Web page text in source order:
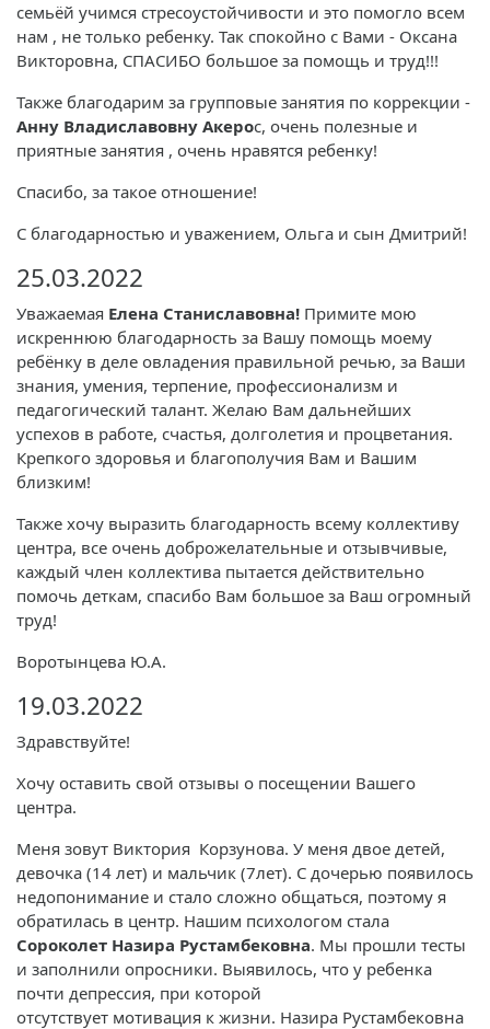
семьёй учимся стресоустойчивости и это помогло всем
нам , не только ребенку. Так спокойно с Вами - Оксана
Викторовна, СПАСИБО большое за помощь и труд!!!
Также благодарим за групповые занятия по коррекции -
Анну Владиславовну Акерос, очень полезные и
приятные занятия , очень нравятся ребенку!
Спасибо, за такое отношение!
С благодарностью и уважением, Ольга и сын Дмитрий!
25.03.2022
Уважаемая Елена Станиславовна! Примите мою
искреннюю благодарность за Вашу помощь моему
ребёнку в деле овладения правильной речью, за Ваши
знания, умения, терпение, профессионализм и
педагогический талант. Желаю Вам дальнейших
успехов в работе, счастья, долголетия и процветания.
Крепкого здоровья и благополучия Вам и Вашим
близким!
Также хочу выразить благодарность всему коллективу
центра, все очень доброжелательные и отзывчивые,
каждый член коллектива пытается действительно
помочь деткам, спасибо Вам большое за Ваш огромный
труд!
Воротынцева Ю.А.
19.03.2022
Здравствуйте!
Хочу оставить свой отзывы о посещении Вашего
центра.
Меня зовут Виктория Корзунова. У меня двое детей,
девочка (14 лет) и мальчик (7лет). С дочерью появилось
недопонимание и стало сложно общаться, поэтому я
обратилась в центр. Нашим психологом стала
Сороколет Назира Рустамбековна. Мы прошли тесты
и заполнили опросники. Выявилось, что у ребенка
почти депрессия, при которой
отсутствует мотивация к жизни. Назира Рустамбековна